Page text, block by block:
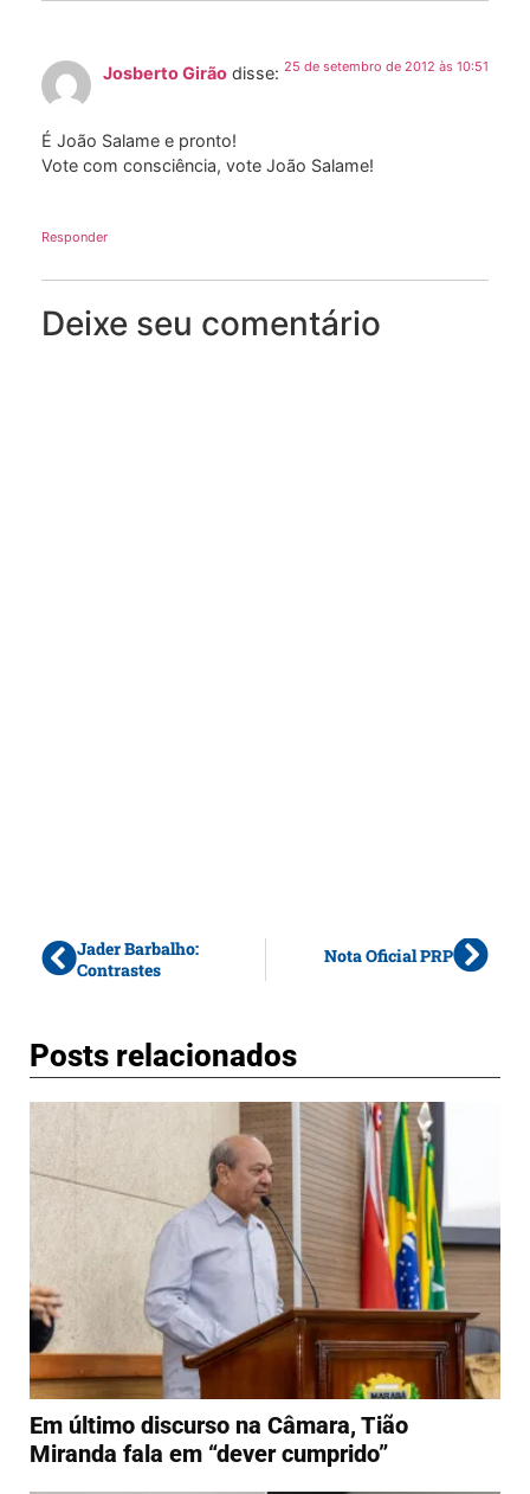
Josberto Girão disse: 25 de setembro de 2012 às 10:51
É João Salame e pronto!
Vote com consciência, vote João Salame!
Responder
Deixe seu comentário
Jader Barbalho:
Contrastes
Nota Oficial PRP
Posts relacionados
Em último discurso na Câmara, Tião
Miranda fala em “dever cumprido”